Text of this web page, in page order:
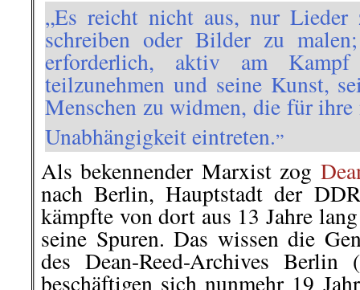
„Es reicht nicht aus, nur Lieder
schreiben oder Bilder zu
erforderlich, aktiv am
teilzunehmen und seine Kunst,
Menschen zu widmen, die für
Unabhängigkeit eintreten.„
Als bekennender Marxist zog
nach Berlin, Hauptstadt der
kämpfte von dort aus 13 Jahre
seine Spuren. Das wissen die
des Dean-Reed-Archives
beschäftigen sich nunmehr 19